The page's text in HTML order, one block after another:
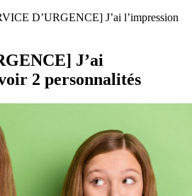
D’URGENCE] J’ai l’impression
J’ai
2 personnalités